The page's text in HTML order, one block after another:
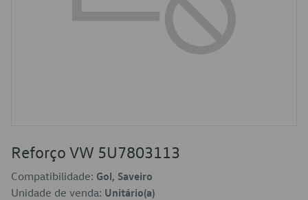
Reforço VW 5U7803113
Compatibilidade: Gol, Saveiro
Unidade de venda: Unitário(a)